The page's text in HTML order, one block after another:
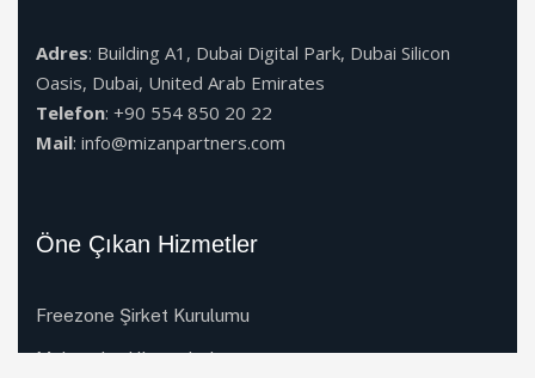
Adres: Building A1, Dubai Digital Park, Dubai Silicon
Oasis, Dubai, United Arab Emirates
Telefon: +90 554 850 20 22
Mail: info@mizanpartners.com
Öne Çıkan Hizmetler
Freezone Şirket Kurulumu
Muhasebe Hizmetleri